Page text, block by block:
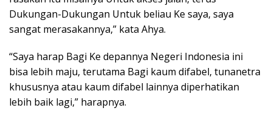
Dukungan-Dukungan Untuk beliau Ke saya, saya
sangat merasakannya,” kata Ahya.
“Saya harap Bagi Ke depannya Negeri Indonesia ini
bisa lebih maju, terutama Bagi kaum difabel, tunanetra
khususnya atau kaum difabel lainnya diperhatikan
lebih baik lagi,” harapnya.